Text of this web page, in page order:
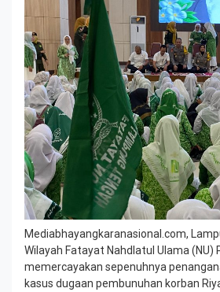
Mediabhayangkaranasional.com,
Wilayah Fatayat Nahdlatul Ulama (NU)
memercayakan sepenuhnya
kasus dugaan pembunuhan korban